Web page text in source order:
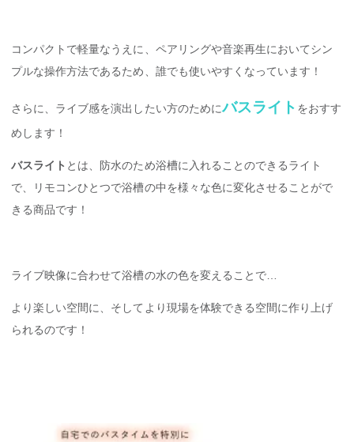
コンパクトで軽量なうえに、ペアリングや音楽再生においてシン
プルな操作方法であるため、誰でも使いやすくなっています！
さらに、ライブ感を演出したい方のためにバスライト をおすす
めします！
バスライト とは、防水のため浴槽に入れることのできるライト
で、リモコンひとつで浴槽の中を様々な色に変化させることがで
きる商品です！
ライブ映像に合わせて浴槽の水の色を変えることで…
より楽しい空間に、そしてより現場を体験できる空間に作り上げ
られるのです！